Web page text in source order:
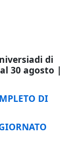
di
30 agosto |
DI